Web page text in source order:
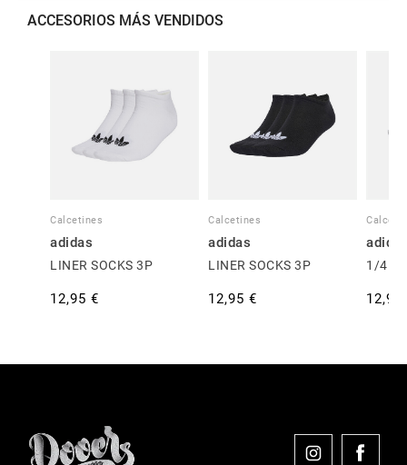
ACCESORIOS MÁS VENDIDOS
Calcetines
adidas
LINER SOCKS 3P
12,95 €
Calcetines
adidas
LINER SOCKS 3P
12,95 €
1/4
12,95